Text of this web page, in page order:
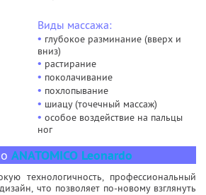
Виды массажа:
• глубокое разминание (вверх и
вниз)
• растирание
• поколачивание
• похлопывание
• шиацу (точечный массаж)
• особое воздействие на пальцы
ног
ANATOMICO Leonardo
технологичность, профессиональный
что позволяет по-новому взглянуть